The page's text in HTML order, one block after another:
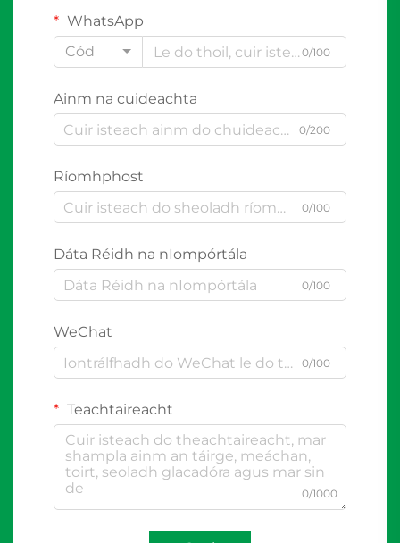
WhatsApp
Cód
0/100
Ainm na cuideachta
0/200
Ríomhphost
0/100
Dáta Réidh na nIompórtála
0/100
WeChat
0/100
Teachtaireacht
0/1000